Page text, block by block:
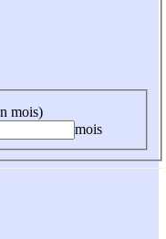
mois)
mois